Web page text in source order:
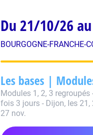
Du 21/10/26
BOURGOGNE-FRANCHE-
Les bases |
Modules 1, 2, 3
fois 3 jours - Dijon, les 21,
27 nov.